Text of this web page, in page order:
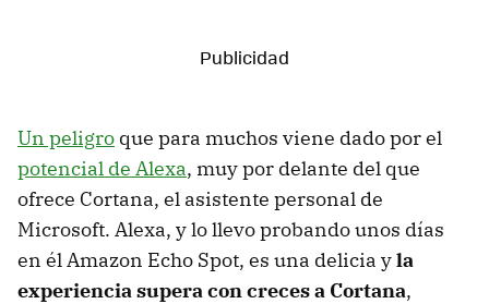
Un peligro que para muchos viene dado por el
potencial de Alexa, muy por delante del que
ofrece Cortana, el asistente personal de
Microsoft. Alexa, y lo llevo probando unos días
en él Amazon Echo Spot, es una delicia yla
experiencia supera con creces a Cortana,